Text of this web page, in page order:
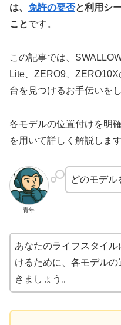
は、 免許の要否と利用シ
ことです。
この記事では、
Lite、ZERO9、
台を見つけるお手伝いをし
各モデルの位置付けを明
を用いて詳しく解説します
青年
どのモデル
あなたのライフスタイ
けるために、各モデル
きましょう。